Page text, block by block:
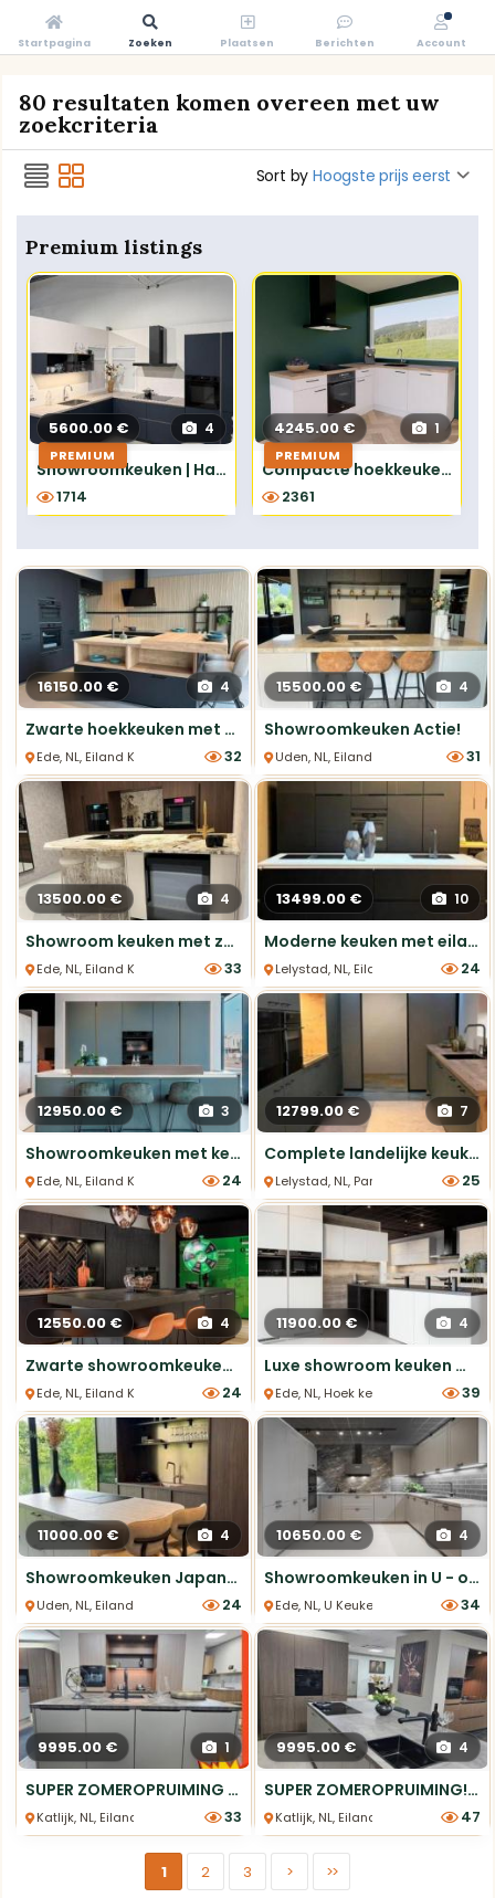
80 resultaten komen overeen met uw
zoekcriteria
Sort by Hoogste prijs eerst
Premium listings
PREMIUM
5600.00 € 4
Showroomkeuken | Hardenberg | Easytouch Fjordblauw
1714
PREMIUM
4245.00 € 1
Compacte hoekkeuken 2.42x1.87m - compleet met apparatuur inclusief montage
2361
16150.00 € 4
Zwarte hoekkeuken met eiland
Ede, NL, Eiland Keukens 32
15500.00 € 4
Showroomkeuken Actie!
Uden, NL, Eiland Keukens 31
13500.00 € 4
Showroom keuken met zeer exclusief werkblad en 7 apparaten!
Ede, NL, Eiland Keukens 33
13499.00 € 10
Moderne keuken met eiland en nieuw apparatuur
Lelystad, NL, Eiland Keukens 24
12950.00 € 3
Showroomkeuken met keramiek werkblad en 6 apparaten
Ede, NL, Eiland Keukens 24
12799.00 € 7
Complete landelijke keuken met nieuwe apparatuur
Lelystad, NL, Parallel Keukens 25
12550.00 € 4
Zwarte showroomkeuken met Quooker en 5 apparaten!
Ede, NL, Eiland Keukens 24
11900.00 € 4
Luxe showroom keuken met 6 inbouwapparaten
Ede, NL, Hoek keukens 39
11000.00 € 4
Showroomkeuken Japandi met eiland Actie!
Uden, NL, Eiland Keukens 24
10650.00 € 4
Showroomkeuken in U - opstelling
Ede, NL, U Keukens 34
9995.00 € 1
SUPER ZOMEROPRUIMING Complete showroomkookeiland met Quooker
Katlijk, NL, Eiland Keukens 33
9995.00 € 4
SUPER ZOMEROPRUIMING! Keukeneiland en kastenwand
Katlijk, NL, Eiland Keukens 47
1 2 3 > >>
Startpagina Zoeken Plaatsen Berichten Account